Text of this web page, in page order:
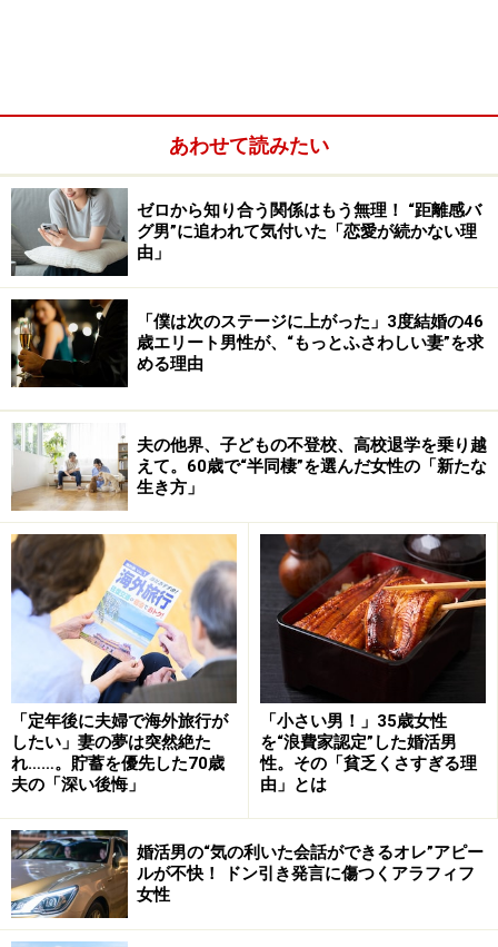
「私が夫を好きになって、粘って粘って結婚にこぎつけ
た（笑）。でも結婚してみたら、夫は家庭と子育てを私
に任せ、自分は仕事三昧。なんだか寂しかったですね。
週末だけ『いいパパ』として娘たちからは慕われてい
た。そんな夫に嫉妬もしたし、娘たちより私を見てとい
う気持ちも強かったのかもしれない。結婚して仕事を辞
め、子育てだけが人生だという時期がありましたから、
自分だけ社会から隔絶されているような気持ちにもなっ
ていたのかもしれません」
子育ては楽しいが「それだけでは虚しい」
彼女の30代は、子育てだけといってもいいような日々だ
ったという。もちろん、人を育てることはとてつもなく
大変なことだが、子育てを楽しめる人もいれば楽しめな
い人もいるのが現実。ユカコさんは、子育ては楽しかっ
たけど、「それだけでは虚しい」と思うタイプだった。
「恋愛したい、夫にもう一度愛されたい。いつもそう思
のことを見ていてくれてありがとう。きみの深い愛がわ
かった』と言ってくれたんですよ。それなのに結婚して
子どもができたら、夫は私を“家族”としてしか見なくな
った。周囲から○○さんの奥さんって言われるのも本当に
あわせて読みたい
ゼロから知り合う関係はもう無理！ “距離感バ
グ男”に追われて気付いた「恋愛が続かない理
由」
「僕は次のステージに上がった」3度結婚の46
歳エリート男性が、“もっとふさわしい妻”を求
める理由
夫の他界、子どもの不登校、高校退学を乗り越
えて。60歳で“半同棲”を選んだ女性の「新たな
生き方」
「定年後に夫婦で海外旅行が
したい」妻の夢は突然絶た
れ……。貯蓄を優先した70歳
夫の「深い後悔」
「小さい男！」35歳女性
を“浪費家認定”した婚活男
性。その「貧乏くさすぎる理
由」とは
婚活男の“気の利いた会話ができるオレ”アピー
ルが不快！ ドン引き発言に傷つくアラフィフ
女性